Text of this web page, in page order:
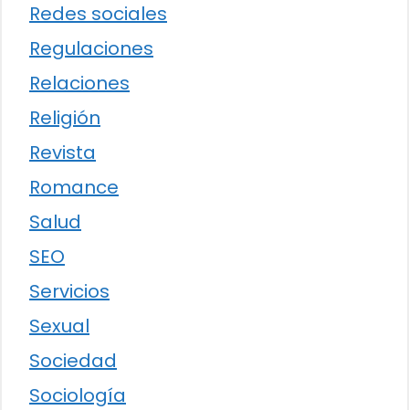
Redes sociales
Regulaciones
Relaciones
Religión
Revista
Romance
Salud
SEO
Servicios
Sexual
Sociedad
Sociología